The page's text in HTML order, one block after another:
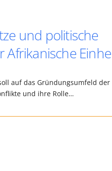
und politische
auf das Gründungsumfeld der
und ihre Rolle…